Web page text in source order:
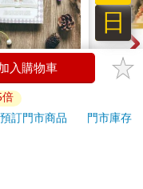
閱讀
]
元
澳洲
蘆
入購物車
倍
預訂門市商品
門市庫存
日